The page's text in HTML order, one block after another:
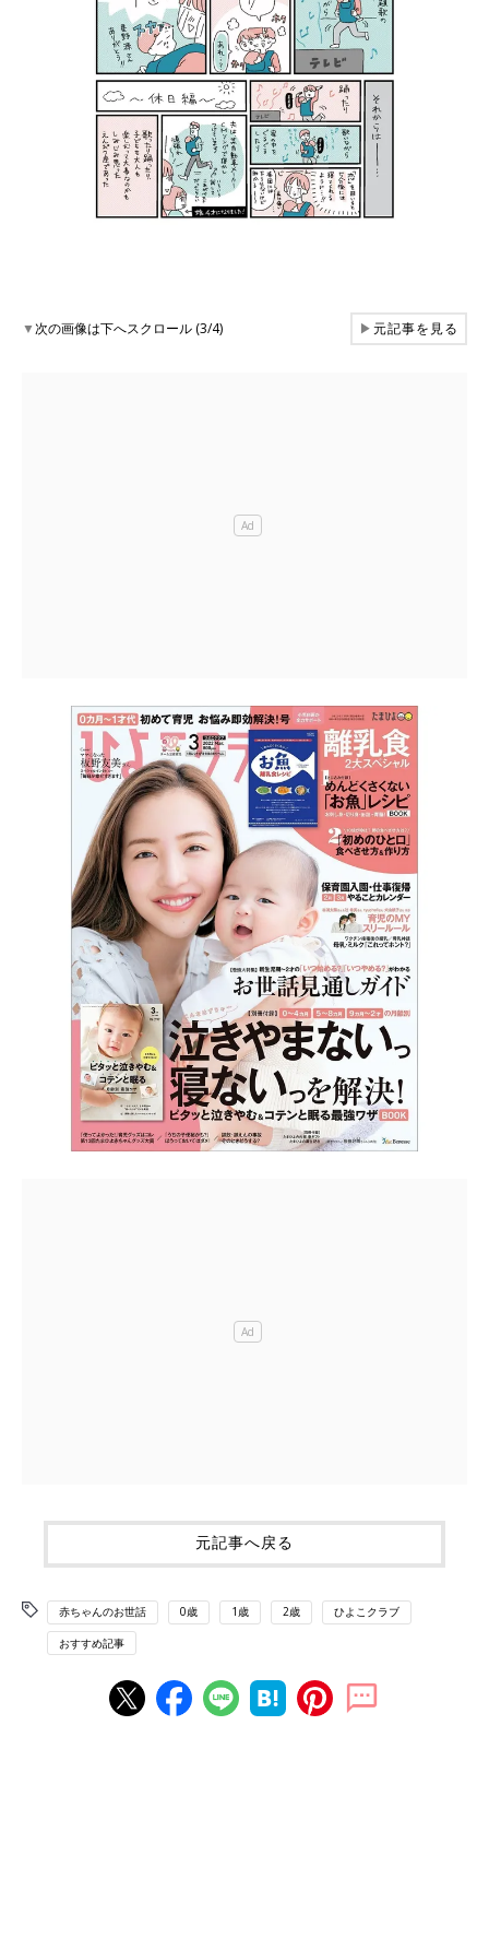
▼次の画像は下へスクロール (3/4) ▶元記事を見る
元記事へ戻る
赤ちゃんのお世話 0歳 1歳 2歳 ひよこクラブ
おすすめ記事